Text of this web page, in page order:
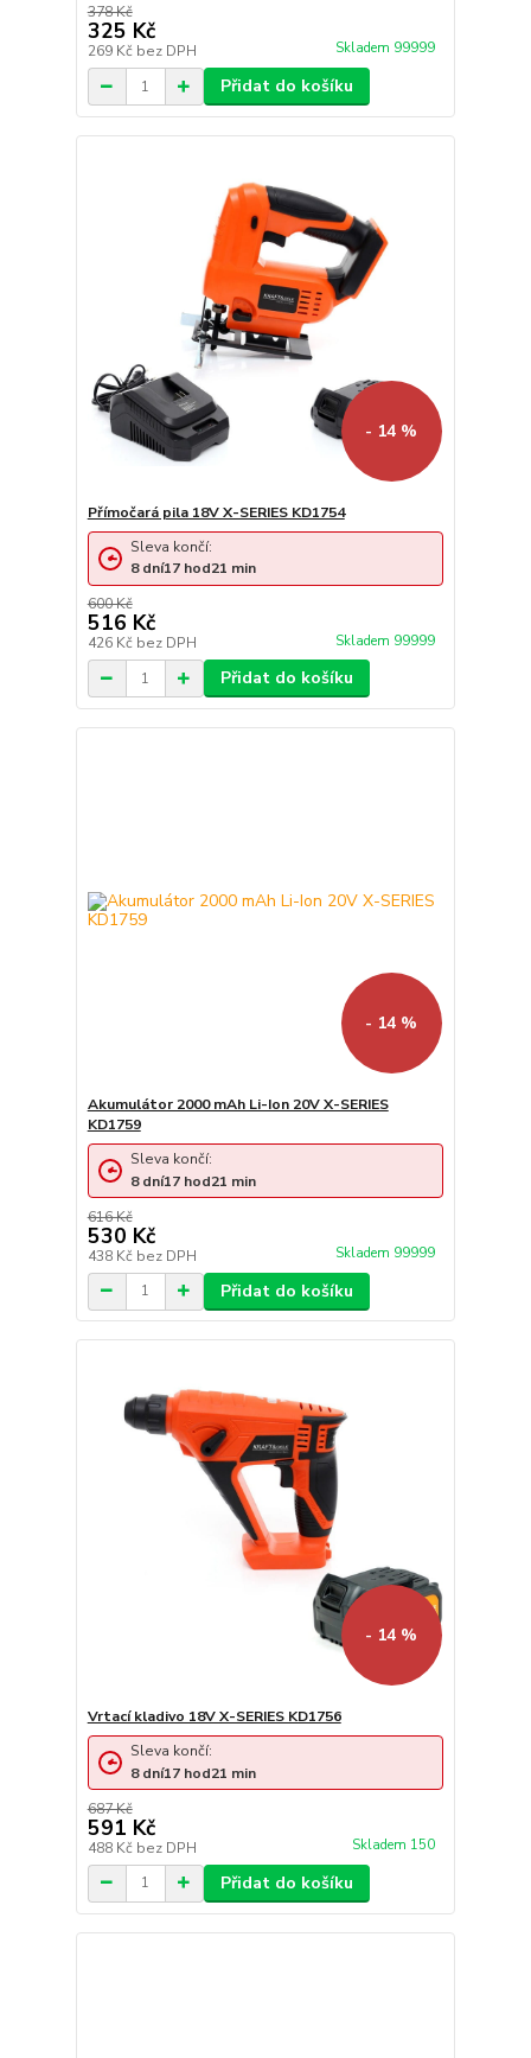
378 Kč
325 Kč
269 Kč bez DPH Skladem 99999
Přidat do košíku
- 14 %
Přímočará pila 18V X-SERIES KD1754
600 Kč
516 Kč
426 Kč bez DPH Skladem 99999
Sleva končí:
8 dní17 hod21 min
Přidat do košíku
- 14 %
Akumulátor 2000 mAh Li-Ion 20V X-SERIES
KD1759
616 Kč
530 Kč
438 Kč bez DPH Skladem 99999
Sleva končí:
8 dní17 hod21 min
Přidat do košíku
- 14 %
Vrtací kladivo 18V X-SERIES KD1756
687 Kč
591 Kč
488 Kč bez DPH Skladem 150
Sleva končí:
8 dní17 hod21 min
Přidat do košíku